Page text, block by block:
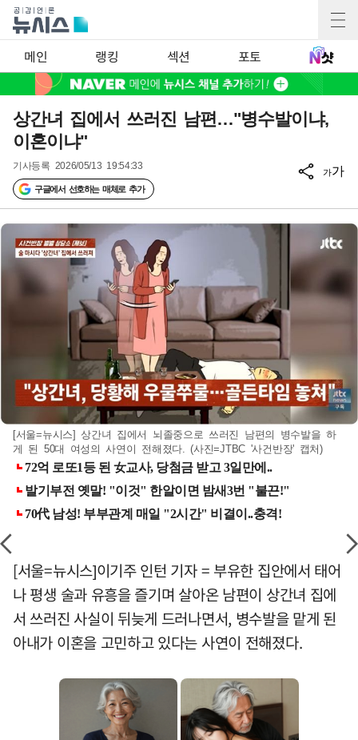
메인 랭킹 섹션 포토
상간녀 집에서 쓰러진 남편…"병수발이냐,
이혼이냐"
기사등록 2026/05/13 19:54:33
구글에서 선호하는 매체로 추가
가가
[서울=뉴시스] 상간녀 집에서 뇌졸중으로 쓰러진 남편의 병수발을 하
게 된 50대 여성의 사연이 전해졌다. (사진=JTBC '사건반장' 캡처)
[서울=뉴시스]이기주 인턴 기자 = 부유한 집안에서 태어
나 평생 술과 유흥을 즐기며 살아온 남편이 상간녀 집에
서 쓰러진 사실이 뒤늦게 드러나면서, 병수발을 맡게 된
아내가 이혼을 고민하고 있다는 사연이 전해졌다.